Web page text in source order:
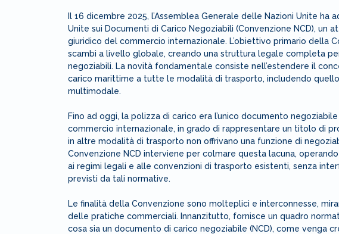
Il 16 dicembre 2025, l’Assemblea Generale delle Nazioni Unite
Unite sui Documenti di Carico Negoziabili (Convenzione NCD), un
giuridico del commercio internazionale. L’obiettivo primario della
scambi a livello globale, creando una struttura legale completa
negoziabili. La novità fondamentale consiste nell’estendere il
carico marittime a tutte le modalità di trasporto, includendo
multimodale.
Fino ad oggi, la polizza di carico era l’unico documento
commercio internazionale, in grado di rappresentare un titolo di
in altre modalità di trasporto non offrivano una funzione di
Convenzione NCD interviene per colmare questa lacuna,
ai regimi legali e alle convenzioni di trasporto esistenti, senza
previsti da tali normative.
Le finalità della Convenzione sono molteplici e interconnesse,
delle pratiche commerciali. Innanzitutto, fornisce un quadro
cosa sia un documento di carico negoziabile (NCD), come venga